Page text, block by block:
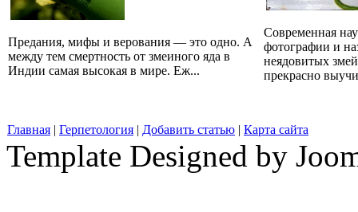
Предания, мифы и верования — это одно. А
между тем смертность от змеиного яда в
Индии самая высокая в мире. Еж...
Современная
фотографии и
неядовитых
прекрасно
Главная | Герпетология | Добавить статью | Карта сайта
Template Designed by